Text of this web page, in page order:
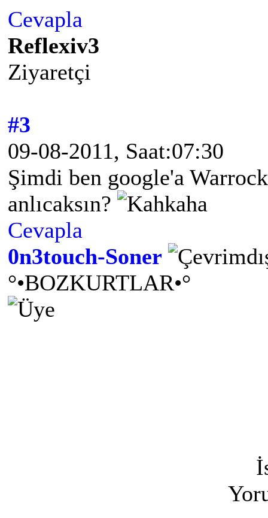
Cevapla
Reflexiv3
Ziyaretçi
#3
09-08-2011, Saat:07:30
Şimdi ben google'a
anlıcaksın?
Cevapla
0n3touch-Soner
°•BOZKURTLAR•°